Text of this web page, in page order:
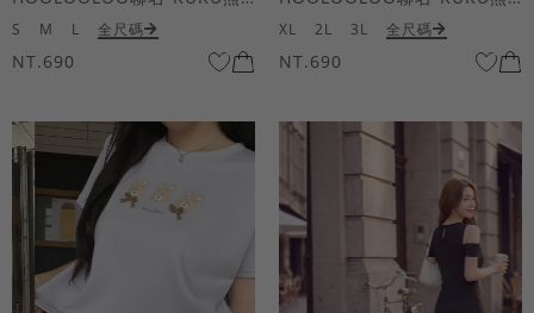
S M L 全尺碼
NT.690
XL 2L 3L 全尺碼
NT.690